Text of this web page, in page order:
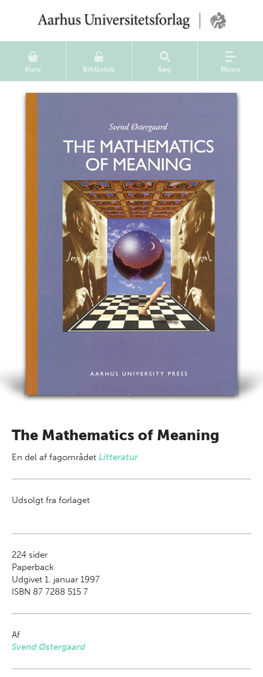
Kurv Bibliotek Søg Menu
The Mathematics of Meaning
En del af fagområdet Litteratur
Udsolgt fra forlaget
224 sider
Paperback
Udgivet 1. januar 1997
ISBN 87 7288 515 7
Af
Svend Østergaard